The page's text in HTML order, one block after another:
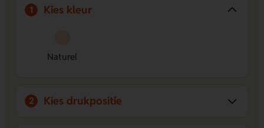
Persoonlijke opdruk mogelijk
laat een logo, naam of
eigen ontwerp drukken op de Voorzijde of Achterzijde.
Handig voor dagelijks gebruik
1 Kies kleur
Naturel
2 Kies drukpositie